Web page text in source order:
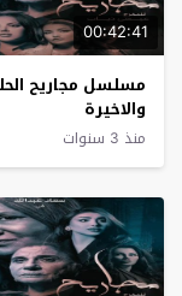
00:42:41
والاخيرة
منذ 3 سنوات